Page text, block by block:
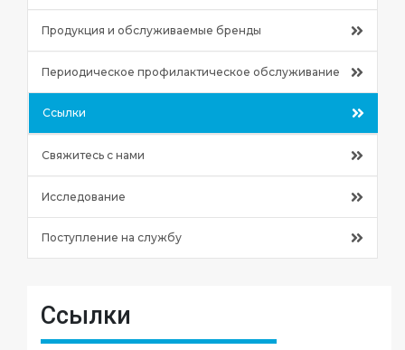
Продукция и обслуживаемые бренды
Периодическое профилактическое обслуживание
Ссылки
Свяжитесь с нами
Исследование
Поступление на службу
Ссылки